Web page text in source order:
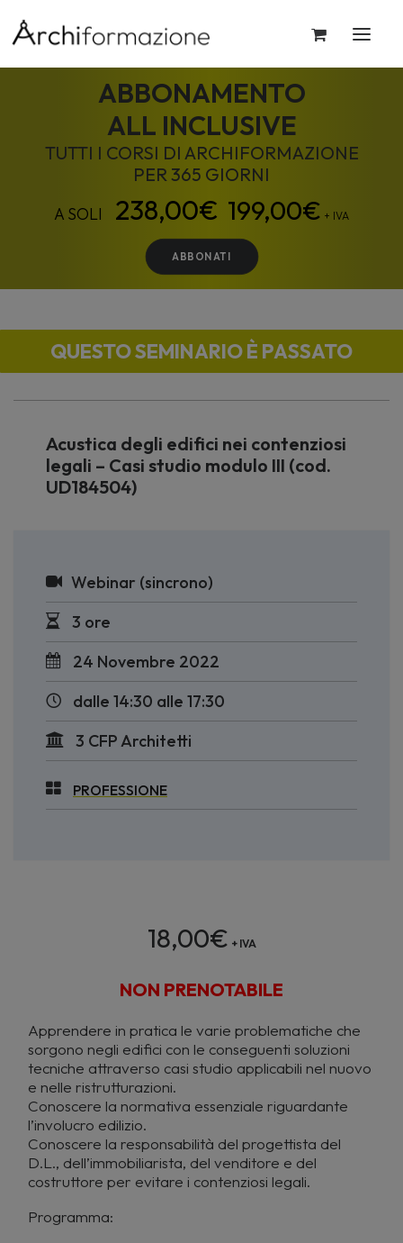
ABBONAMENTO
ALL INCLUSIVE
TUTTI I CORSI DI ARCHIFORMAZIONE
PER 365 GIORNI
199,00€ + IVA
ABBONATI
QUESTO SEMINARIO È PASSATO
Acustica degli edifici nei contenziosi
legali – Casi studio modulo III (cod.
UD184504)
Webinar (sincrono)
3 ore
24 Novembre 2022
dalle 14:30 alle 17:30
3 CFP Architetti
PROFESSIONE
18,00€ + IVA
NON PRENOTABILE
Apprendere in pratica le varie problematiche che
sorgono negli edifici con le conseguenti soluzioni
tecniche attraverso casi studio applicabili nel nuovo
e nelle ristrutturazioni.
Conoscere la normativa essenziale riguardante
l’involucro edilizio.
Conoscere la responsabilità del progettista del
D.L., dell’immobiliarista, del venditore e del
costruttore per evitare i contenziosi legali.
Programma: